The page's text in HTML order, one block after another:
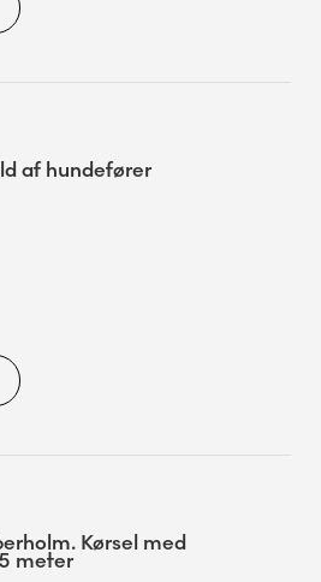
af hundefører
Kørsel med
meter